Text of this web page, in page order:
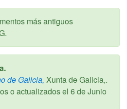
más antiguos
de Galicia, Xunta de Galicia,.
o actualizados el 6 de Junio